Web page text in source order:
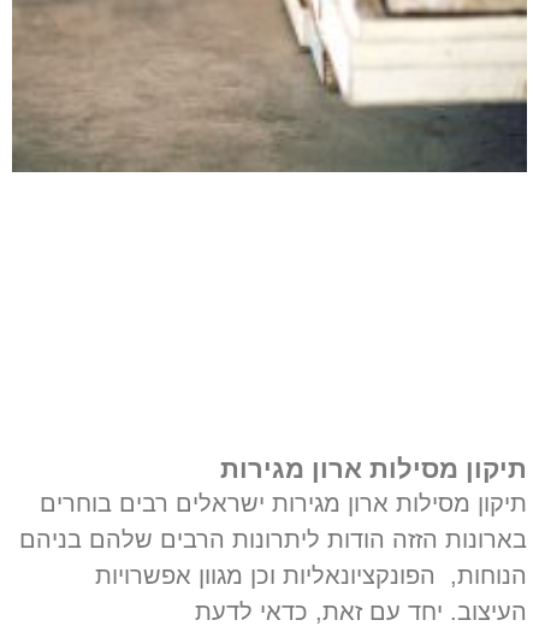
תיקון מסילות ארון מגירות
תיקון מסילות ארון מגירות ישראלים רבים בוחרים
בארונות הזזה הודות ליתרונות הרבים שלהם בניהם
הנוחות, הפונקציונאליות וכן מגוון אפשרויות
העיצוב. יחד עם זאת, כדאי לדעת